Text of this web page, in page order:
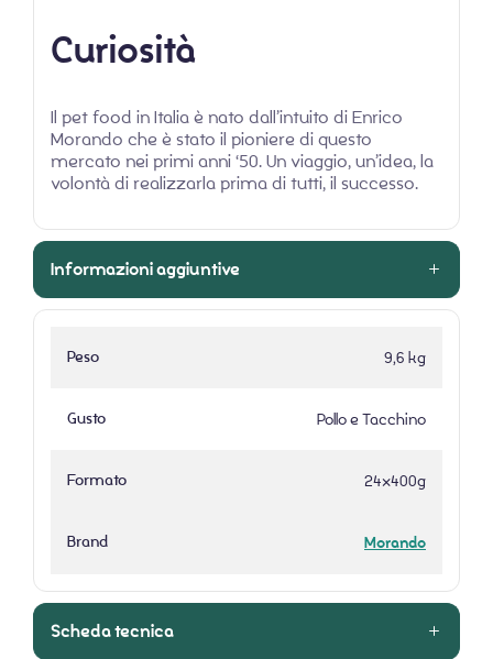
Curiosità
Il pet food in Italia è nato dall’intuito di Enrico
Morando che è stato il pioniere di questo
mercato nei primi anni ‘50. Un viaggio, un’idea, la
volontà di realizzarla prima di tutti, il successo.
Informazioni aggiuntive
Peso 9,6 kg
Gusto Pollo e Tacchino
Formato 24x400g
Brand Morando
Scheda tecnica